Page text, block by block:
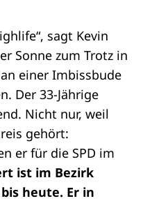
sagt Kevin
Sonne zum Trotz in
einer Imbissbude
Der 33-Jährige
Nicht nur, weil
gehört:
er für die SPD im
ist im Bezirk
heute. Er in